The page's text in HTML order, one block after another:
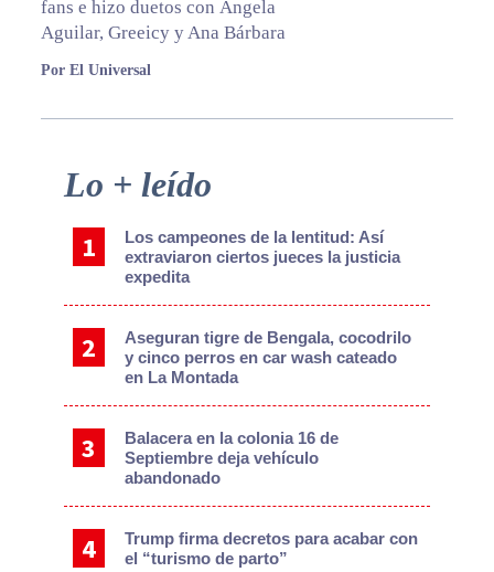
fans e hizo duetos con Ángela
Aguilar, Greeicy y Ana Bárbara
Por El Universal
Primary
Lo + leído
Los campeones de la lentitud: Así
extraviaron ciertos jueces la justicia
expedita
Aseguran tigre de Bengala, cocodrilo
y cinco perros en car wash cateado
en La Montada
Balacera en la colonia 16 de
Septiembre deja vehículo
abandonado
Trump firma decretos para acabar con
el “turismo de parto”